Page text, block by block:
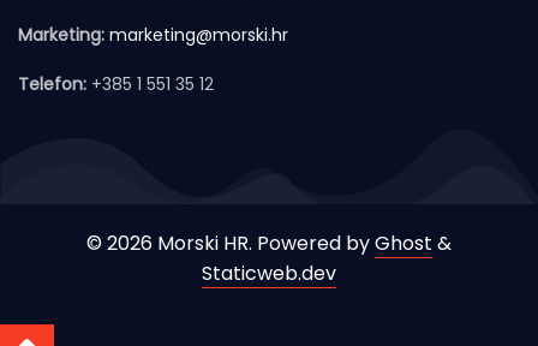
Marketing: marketing@morski.hr
Telefon: +385 1 551 35 12
© 2026 Morski HR. Powered byGhost &
Staticweb.dev